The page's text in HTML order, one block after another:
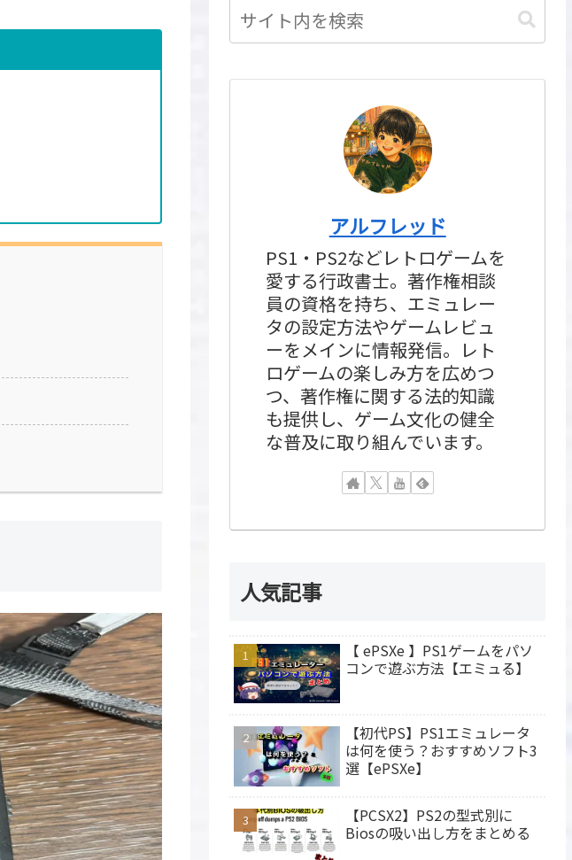
アルフレッド
PS1・PS2などレトロゲームを
愛する行政書士。著作権相談
員の資格を持ち、エミュレー
タの設定方法やゲームレビュ
ーをメインに情報発信。レト
ロゲームの楽しみ方を広めつ
つ、著作権に関する法的知識
も提供し、ゲーム文化の健全
な普及に取り組んでいます。
人気記事
【 ePSXe 】PS1ゲームをパソ
コンで遊ぶ方法【エミュる】
【初代PS】PS1エミュレータ
は何を使う？おすすめソフト3
選【ePSXe】
【PCSX2】PS2の型式別に
Biosの吸い出し方をまとめる